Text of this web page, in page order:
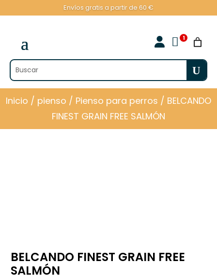
Envíos gratis a partir de 60 €

Inicio / pienso / Pienso para perros / BELCANDO
FINEST GRAIN FREE SALMÓN
BELCANDO FINEST GRAIN FREE
SALMÓN